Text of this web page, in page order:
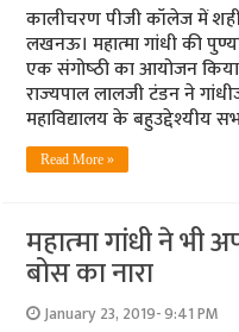
कालीचरण पीजी कॉलेज में
लखनऊ। महात्‍मा गांधी की
एक संगोष्‍ठी का आयोजन किया
राज्‍यपाल लालजी टंडन ने
महाविद्यालय के बहुउद्देश्‍यीय
Read More »
महात्‍मा गांधी ने भी
बोस का नारा
January 23, 2019- 9:41 PM